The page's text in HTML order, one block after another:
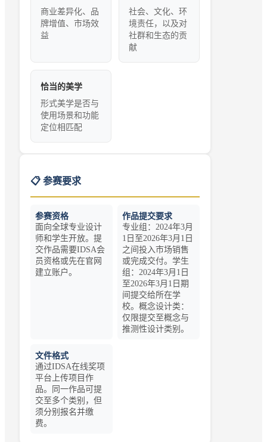
商业差异化、品
牌增值、市场效
益
社会、文化、环
境责任，以及对
社群和生态的贡
献
恰当的美学
形式美学是否与
使用场景和功能
定位相匹配
📋 参赛要求
参赛资格
面向全球专业设计
师和学生开放。提
交作品需要IDSA会
员资格或先在官网
建立账户。
作品提交要求
专业组：2024年3月
1日至2026年3月1日
之间投入市场销售
或完成交付。学生
组：2024年3月1日
至2026年3月1日期
间提交给所在学
校。概念设计类：
仅限提交至概念与
推测性设计类别。
文件格式
通过IDSA在线奖项
平台上传项目作
品。同一作品可提
交至多个类别，但
须分别报名并缴
费。